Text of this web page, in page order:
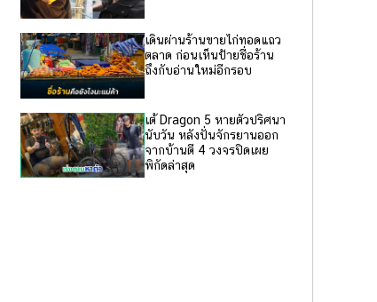
เดินผ่านร้านขายไก่ทอดแถว
ตลาด ก่อนเห็นป้ายชื่อร้าน
ถึงกับอ่านใหม่อีกรอบ
เต้ Dragon 5 หายตัวปริศนา
นับวัน หลังปั่นจักรยานออก
จากบ้านตี 4 วงจรปิดเผย
พิกัดล่าสุด